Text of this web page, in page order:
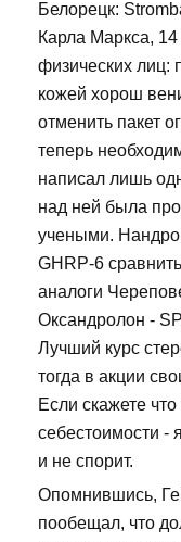
Белорецк:
Карла Маркса,
физических лиц:
кожей хорош
отменить пакет
теперь
написал лишь
над ней была
учеными.
GHRP-6
аналоги
Оксандролон -
Лучший курс
тогда в акции
Если скажете
себестоимости -
и не спорит.
Опомнившись,
пообещал, что